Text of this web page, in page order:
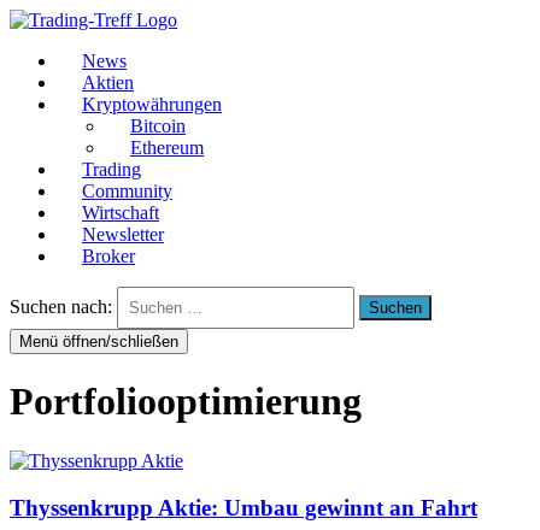
News
Aktien
Kryptowährungen
Bitcoin
Ethereum
Trading
Community
Wirtschaft
Newsletter
Broker
Suchen nach:
Menü öffnen/schließen
Portfoliooptimierung
Thyssenkrupp Aktie: Umbau gewinnt an Fahrt